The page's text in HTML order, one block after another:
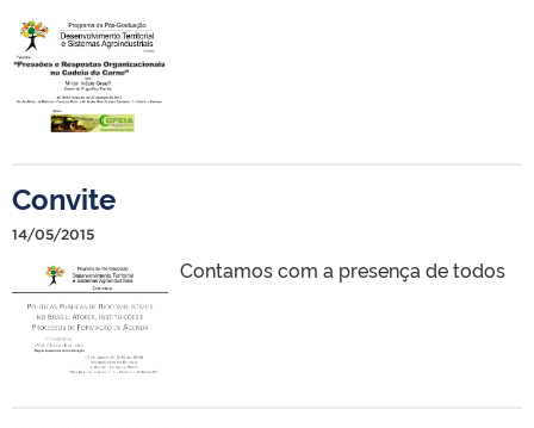
Convite
14/05/2015
Contamos com a presença de todos